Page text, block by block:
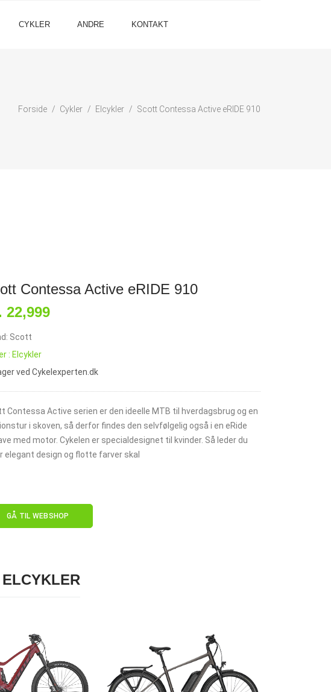
CYKLER ANDRE KONTAKT
Forside Cykler Elcykler Scott Contessa Active eRIDE 910
Contessa Active eRIDE 910
22,999
Scott
: Elcykler
ved Cykelexperten.dk
Contessa Active serien er den ideelle MTB til hverdagsbrug og en
i skoven, så derfor findes den selvfølgelig også i en eRide
med motor. Cykelen er specialdesignet til kvinder. Så leder du
elegant design og flotte farver skal
GÅ TIL WEBSHOP